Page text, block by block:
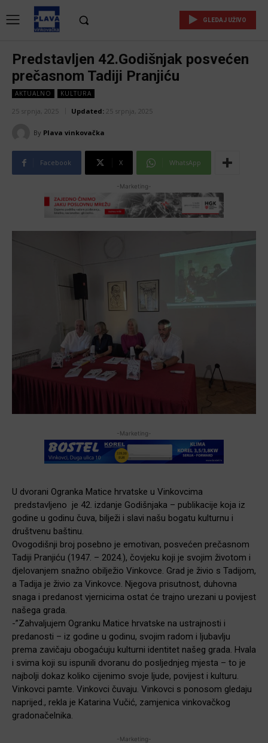
GLEDAJ UŽIVO
Predstavljen 42.Godišnjak posvećen
prečasnom Tadiji Pranjiću
AKTUALNO KULTURA
25 srpnja, 2025 Updated: 25 srpnja, 2025
By Plava vinkovačka
Facebook X WhatsApp
-Marketing-
-Marketing-
U dvorani Ogranka Matice hrvatske u Vinkovcima
predstavljeno je 42. izdanje Godišnjaka – publikacije koja iz
godine u godinu čuva, bilježi i slavi našu bogatu kulturnu i
društvenu baštinu.
Ovogodišnji broj posebno je emotivan, posvećen prečasnom
Tadiji Pranjiću (1947. – 2024.), čovjeku koji je svojim životom i
djelovanjem snažno obilježio Vinkovce. Grad je živio s Tadijom,
a Tadija je živio za Vinkovce. Njegova prisutnost, duhovna
snaga i predanost vjernicima ostat će trajno urezani u povijest
našega grada.
-”Zahvaljujem Ogranku Matice hrvatske na ustrajnosti i
predanosti – iz godine u godinu, svojim radom i ljubavlju
prema zavičaju obogaćuju kulturni identitet našeg grada. Hvala
i svima koji su ispunili dvoranu do posljednjeg mjesta – to je
najbolji dokaz koliko cijenimo svoje ljude, povijest i kulturu.
Vinkovci pamte. Vinkovci čuvaju. Vinkovci s ponosom gledaju
naprijed., rekla je Katarina Vučić, zamjenica vinkovačkog
gradonačelnika.
-Marketing-